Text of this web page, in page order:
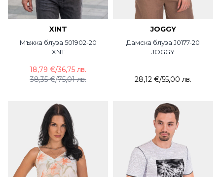
XINT
Мъжка блуза 501902-20
XNT
38,35 €/75,01 лв.
18,79 €/36,75 лв.
JOGGY
Дамска блуза J0177-20
JOGGY
28,12 €/55,00 лв.